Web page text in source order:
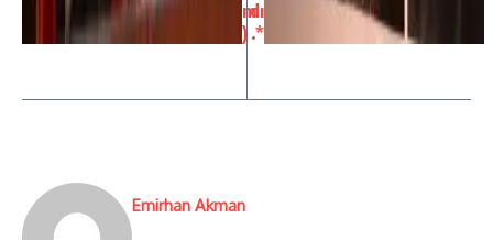
m
)
dı
.*
Emirhan Akman